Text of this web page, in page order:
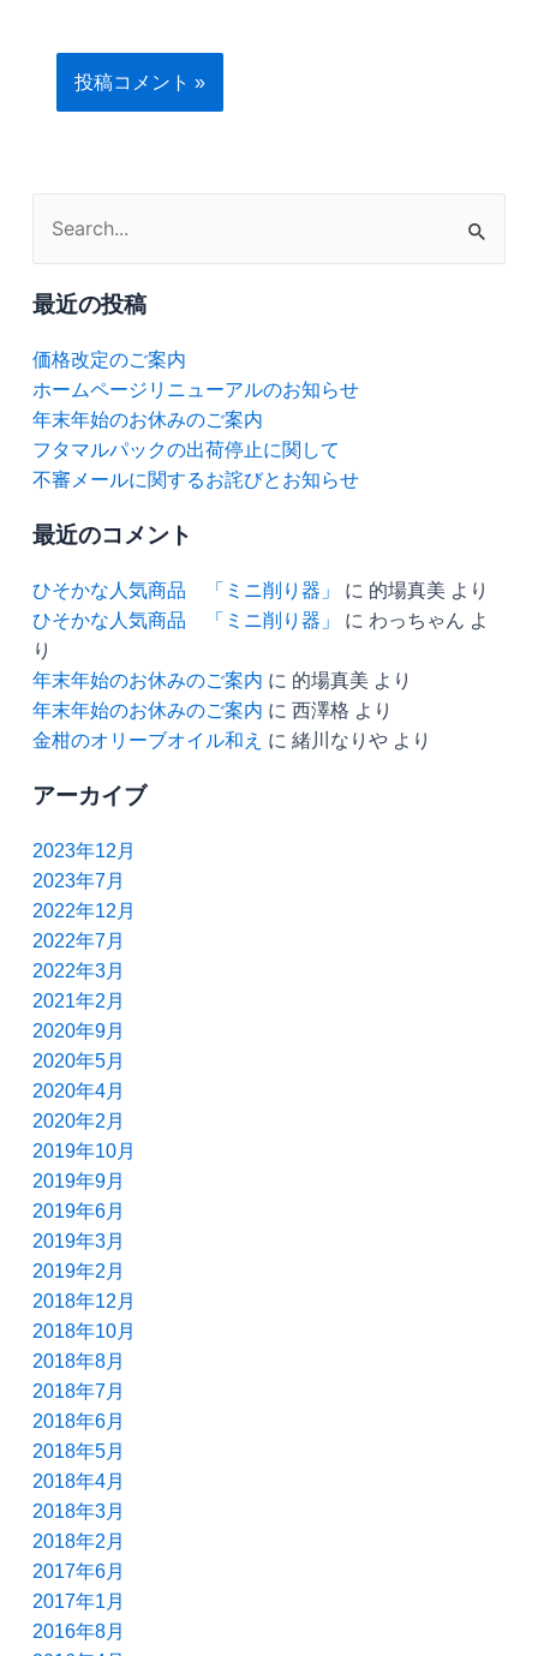
索
対
象:
最近の投稿
価格改定のご案内
ホームページリニューアルのお知らせ
年末年始のお休みのご案内
フタマルパックの出荷停止に関して
不審メールに関するお詫びとお知らせ
最近のコメント
ひそかな人気商品 「ミニ削り器」 に 的場真美 より
ひそかな人気商品 「ミニ削り器」
に わっちゃん よ
り
年末年始のお休みのご案内 に 的場真美 より
年末年始のお休みのご案内 に 西澤格 より
金柑のオリーブオイル和え に 緒川なりや より
アーカイブ
2023年12月
2023年7月
2022年12月
2022年7月
2022年3月
2021年2月
2020年9月
2020年5月
2020年4月
2020年2月
2019年10月
2019年9月
2019年6月
2019年3月
2019年2月
2018年12月
2018年10月
2018年8月
2018年7月
2018年6月
2018年5月
2018年4月
2018年3月
2018年2月
2017年6月
2017年1月
2016年8月